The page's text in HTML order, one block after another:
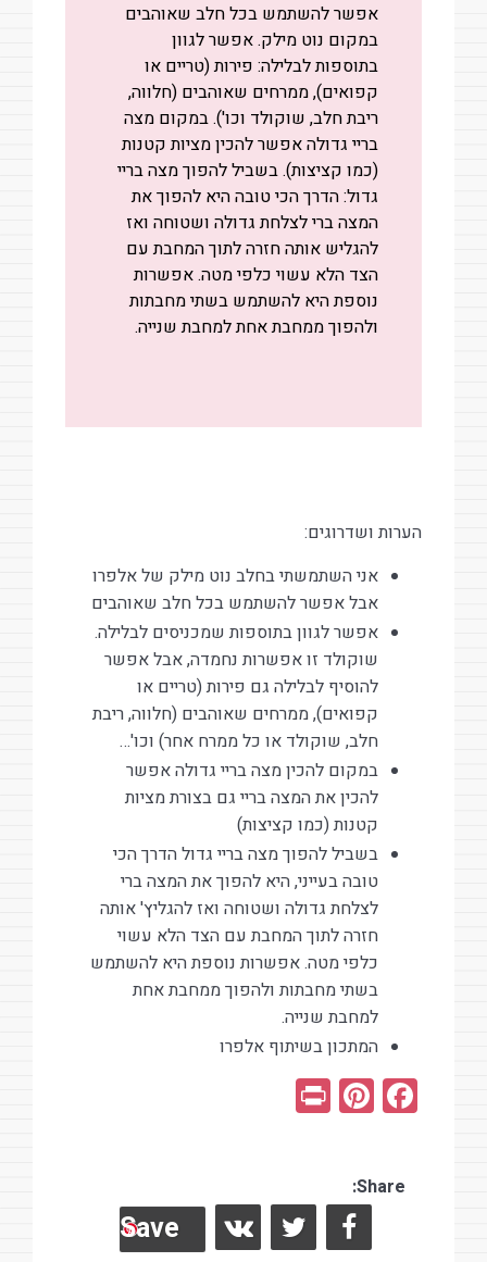
אפשר להשתמש בכל חלב שאוהבים
במקום נוט מילק. אפשר לגוון
בתוספות לבלילה: פירות (טריים או
קפואים), ממרחים שאוהבים (חלווה,
ריבת חלב, שוקולד וכו'). במקום מצה
בריי גדולה אפשר להכין מציות קטנות
(כמו קציצות). בשביל להפוך מצה בריי
גדול: הדרך הכי טובה היא להפוך את
המצה ברי לצלחת גדולה ושטוחה ואז
להגליש אותה חזרה לתוך המחבת עם
הצד הלא עשוי כלפי מטה. אפשרות
נוספת היא להשתמש בשתי מחבתות
ולהפוך ממחבת אחת למחבת שנייה.
הערות ושדרוגים:
אני השתמשתי בחלב נוט מילק של אלפרו
אבל אפשר להשתמש בכל חלב שאוהבים
אפשר לגוון בתוספות שמכניסים לבלילה.
שוקולד זו אפשרות נחמדה, אבל אפשר
להוסיף לבלילה גם פירות (טריים או
קפואים), ממרחים שאוהבים (חלווה, ריבת
חלב, שוקולד או כל ממרח אחר) וכו'…
במקום להכין מצה בריי גדולה אפשר
להכין את המצה בריי גם בצורת מציות
קטנות (כמו קציצות)
בשביל להפוך מצה בריי גדול הדרך הכי
טובה בעייני, היא להפוך את המצה ברי
לצלחת גדולה ושטוחה ואז להגליץ' אותה
חזרה לתוך המחבת עם הצד הלא עשוי
כלפי מטה. אפשרות נוספת היא להשתמש
בשתי מחבתות ולהפוך ממחבת אחת
למחבת שנייה.
המתכון בשיתוף אלפרו
F
a
ce
b
o
Pi
nt
es
t
Share:
Save